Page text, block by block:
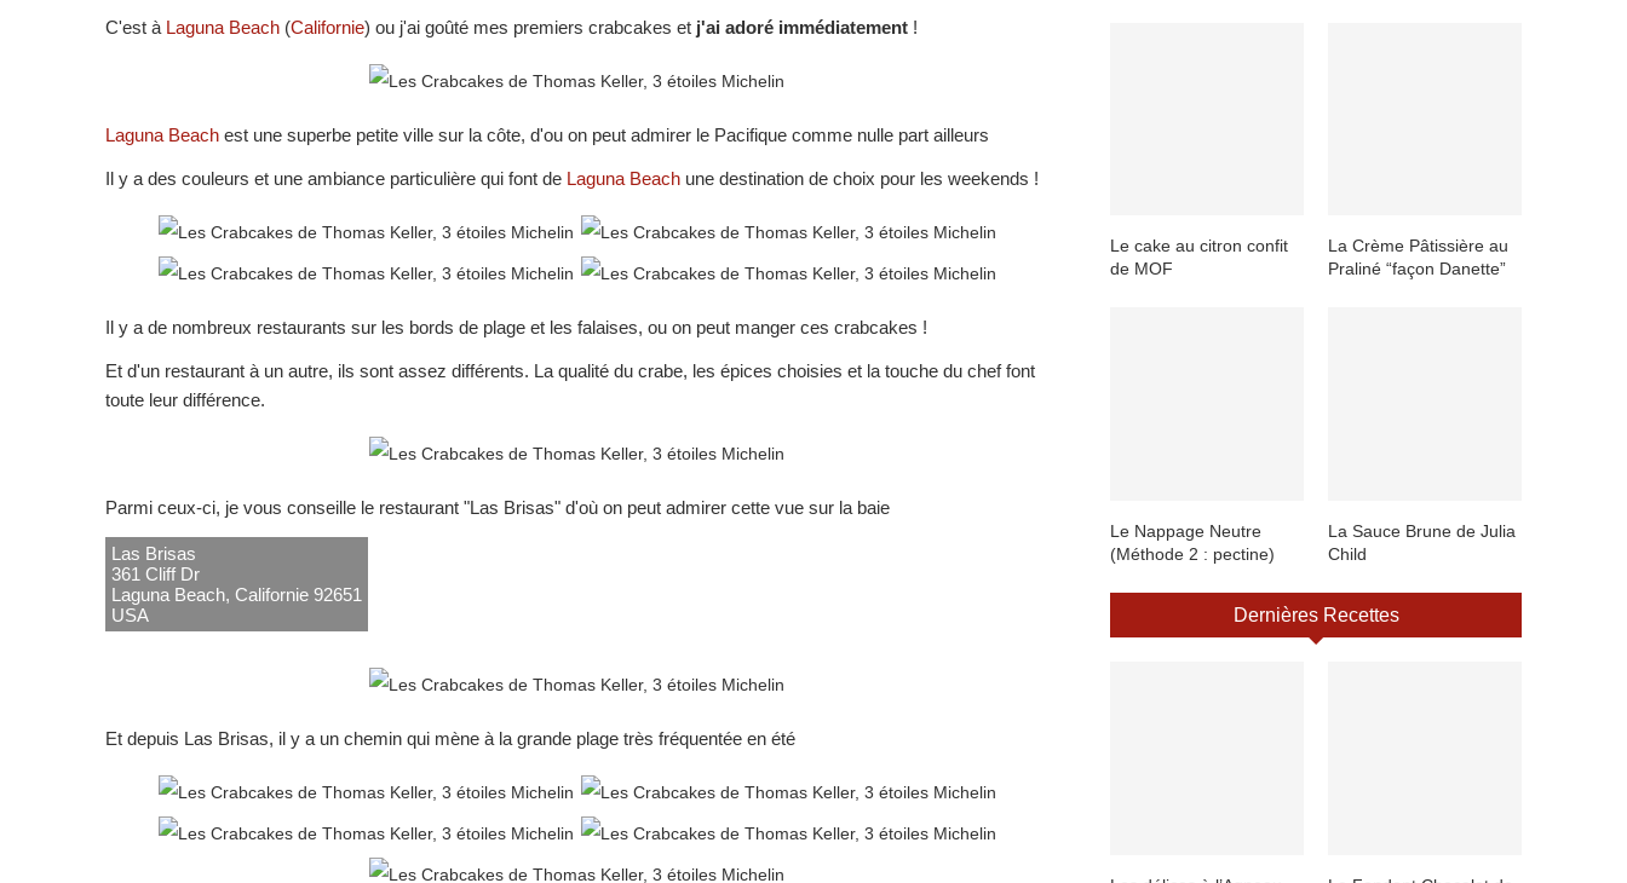
C'est à Laguna Beach (Californie) ou j'ai goûté mes premiers crabcakes et j'ai adoré immédiatement !
Laguna Beach est une superbe petite ville sur la côte, d'ou on peut admirer le Pacifique comme nulle part ailleurs
Il y a des couleurs et une ambiance particulière qui font de Laguna Beach une destination de choix pour les weekends !
Il y a de nombreux restaurants sur les bords de plage et les falaises, ou on peut manger ces crabcakes !
Et d'un restaurant à un autre, ils sont assez différents. La qualité du crabe, les épices choisies et la touche du chef font
toute leur différence.
Parmi ceux-ci, je vous conseille le restaurant "Las Brisas" d'où on peut admirer cette vue sur la baie
Las Brisas
361 Cliff Dr
Laguna Beach, Californie 92651
USA
Et depuis Las Brisas, il y a un chemin qui mène à la grande plage très fréquentée en été
Le cake au citron confit
de MOF
La Crème Pâtissière au
Praliné “façon Danette”
Le Nappage Neutre
(Méthode 2 : pectine)
La Sauce Brune de Julia
Child
Dernières Recettes